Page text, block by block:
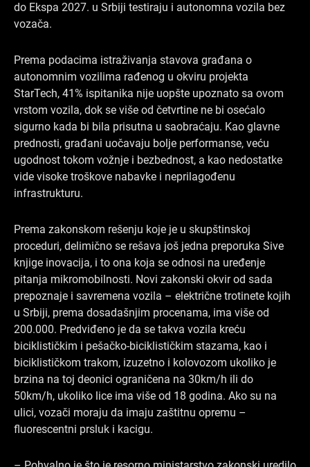
do Ekspa 2027. u Srbiji testiraju i autonomna vozila bez
vozača.
Prema podacima istraživanja stavova građana o
autonomnim vozilima rađenog u okviru projekta
StarTech, 41% ispitanika nije uopšte upoznato sa ovom
vrstom vozila, dok se više od četvrtine ne bi osećalo
sigurno kada bi bila prisutna u saobraćaju. Kao glavne
prednosti, građani uočavaju bolje performanse, veću
ugodnost tokom vožnje i bezbednost, a kao nedostatke
vide visoke troškove nabavke i neprilagođenu
infrastrukturu.
Prema zakonskom rešenju koje je u skupštinskoj
proceduri, delimično se rešava još jedna preporuka Sive
knjige inovacija, i to ona koja se odnosi na uređenje
pitanja mikromobilnosti. Novi zakonski okvir od sada
prepoznaje i savremena vozila – električne trotinete kojih
u Srbiji, prema dosadašnjim procenama, ima više od
200.000. Predviđeno je da se takva vozila kreću
biciklističkim i pešačko-biciklističkim stazama, kao i
biciklističkom trakom, izuzetno i kolovozom ukoliko je
brzina na toj deonici ograničena na 30km/h ili do
50km/h, ukoliko lice ima više od 18 godina. Ako su na
ulici, vozači moraju da imaju zaštitnu opremu –
fluorescentni prsluk i kacigu.